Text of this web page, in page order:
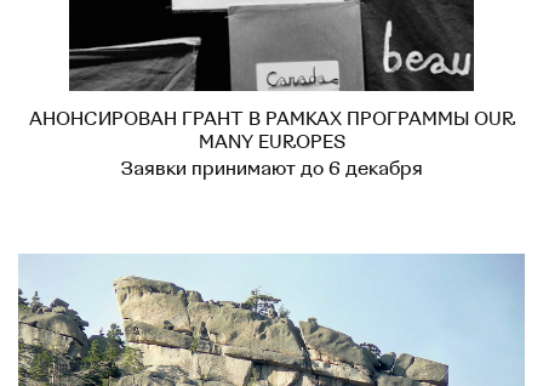
АНОНСИРОВАН ГРАНТ В РАМКАХ ПРОГРАММЫ OUR
MANY EUROPES
Заявки принимают до 6 декабря